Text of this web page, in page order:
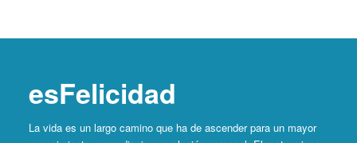
esFelicidad
La vida es un largo camino que ha de ascender para un mayor